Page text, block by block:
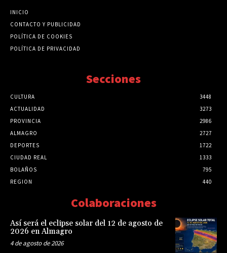
INICIO
CONTACTO Y PUBLICIDAD
POLÍTICA DE COOKIES
POLÍTICA DE PRIVACIDAD
Secciones
CULTURA
3448
ACTUALIDAD
3273
PROVINCIA
2986
ALMAGRO
2727
DEPORTES
1722
CIUDAD REAL
1333
BOLAÑOS
795
REGION
440
Colaboraciones
Así será el eclipse solar del 12 de agosto de
2026 en Almagro
4 de agosto de 2026